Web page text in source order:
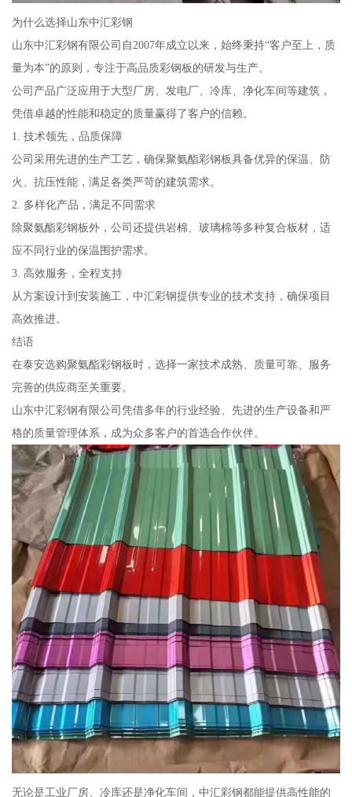
为什么选择山东中汇彩钢
山东中汇彩钢有限公司自2007年成立以来，始终秉持“客户至上，质
量为本”的原则，专注于高品质彩钢板的研发与生产。
公司产品广泛应用于大型厂房、发电厂、冷库、净化车间等建筑，
凭借卓越的性能和稳定的质量赢得了客户的信赖。
1. 技术领先，品质保障
公司采用先进的生产工艺，确保聚氨酯彩钢板具备优异的保温、防
火、抗压性能，满足各类严苛的建筑需求。
2. 多样化产品，满足不同需求
除聚氨酯彩钢板外，公司还提供岩棉、玻璃棉等多种复合板材，适
应不同行业的保温围护需求。
3. 高效服务，全程支持
从方案设计到安装施工，中汇彩钢提供专业的技术支持，确保项目
高效推进。
结语
在泰安选购聚氨酯彩钢板时，选择一家技术成熟、质量可靠、服务
完善的供应商至关重要。
山东中汇彩钢有限公司凭借多年的行业经验、先进的生产设备和严
格的质量管理体系，成为众多客户的首选合作伙伴。
无论是工业厂房、冷库还是净化车间，中汇彩钢都能提供高性能的